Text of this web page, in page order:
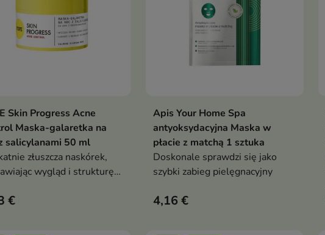
Dodaj do koszyka
Skin Progress Acne
Maska-galaretka na
salicylanami 50 ml
złuszcza naskórek,
wygląd i strukturę
€
Dodaj do koszyka
Apis Your Home Spa
antyoksydacyjna Maska w
płacie z matchą 1 sztuka
Doskonale sprawdzi się jako
szybki zabieg pielęgnacyjny
4,16 €